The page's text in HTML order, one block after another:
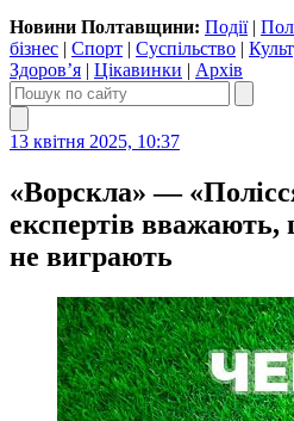
Новини Полтавщини: Події|
бізнес | Спорт | Суспільство |
Здоров’я | Цікавинки | Архів
13 квітня 2025, 10:37
«Ворскла» —
експертів вважають,
не виграють